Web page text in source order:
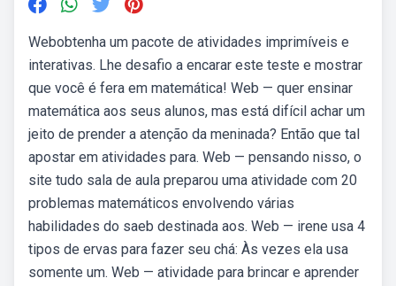
Webobtenha um pacote de atividades imprimíveis e
interativas. Lhe desafio a encarar este teste e mostrar
que você é fera em matemática! Web — quer ensinar
matemática aos seus alunos, mas está difícil achar um
jeito de prender a atenção da meninada? Então que tal
apostar em atividades para. Web — pensando nisso, o
site tudo sala de aula preparou uma atividade com 20
problemas matemáticos envolvendo várias
habilidades do saeb destinada aos. Web — irene usa 4
tipos de ervas para fazer seu chá: Às vezes ela usa
somente um. Web — atividade para brincar e aprender